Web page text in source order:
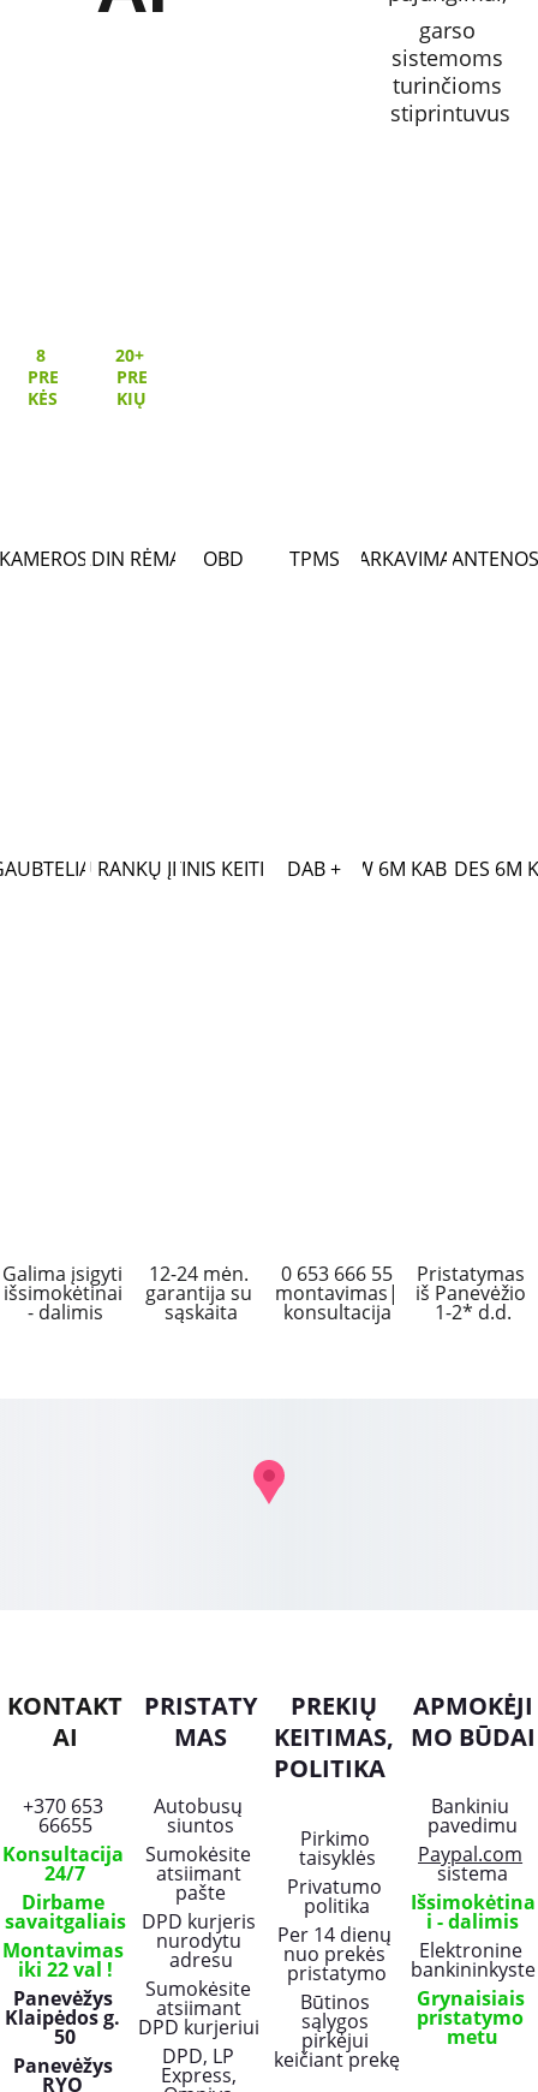
garso
sistemoms
turinčioms
stiprintuvus
2DIN RĖMAI ANTENOS
LAISVŲ RANKŲ ĮRANGA
OBD TPMS PARKAVIMAS
20+
PRE
KIŲ
8
PRE
KĖS
OPTINIS KEITIKLISDAB +BMW 6M KABELIS
MERCEDES 6M
KONTAKT
AI
+370 653
66655
Konsultacija
24/7
Dirbame
savaitgaliais
Montavimas
iki 22 val !
Panevėžys
Klaipėdos g.
50
Panevėžys
RYO
PRISTATY
MAS
Autobusų
siuntos
Sumokėsite
atsiimant
pašte
DPD kurjeris
nurodytu
adresu
Sumokėsite
atsiimant
DPD kurjeriui
DPD, LP
Express,
APMOKĖJI
MO BŪDAI
Bankiniu
pavedimu
Paypal.com
sistema
Išsimokėtina
i - dalimis
Elektronine
bankininkyste
Grynaisiais
pristatymo
metu
PREKIŲ
KEITIMAS,
POLITIKA
Pirkimo
taisyklės
Privatumo
politika
Per 14 dienų
nuo prekės
pristatymo
Būtinos
sąlygos
pirkėjui
keičiant prekę
Galima įsigyti
išsimokėtinai
- dalimis
12-24 mėn.
garantija su
sąskaita
Pristatymas
iš Panevėžio
1-2* d.d.
0 653 666 55
montavimas|
konsultacija